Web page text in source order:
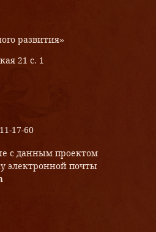
развития»
21 с. 1
17-60
с данным проектом
электронной почты